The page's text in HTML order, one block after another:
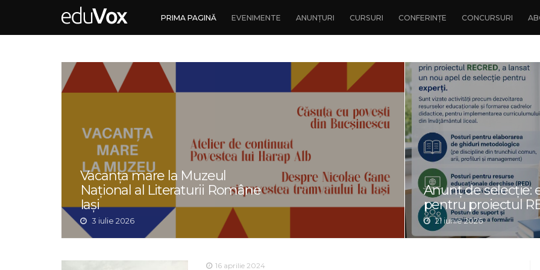
PRIMA PAGINĂ EVENIMENTE ANUNȚURI CURSURI CONFERINȚE CONCURSURI
Vacanța mare la Muzeul
Național al Literaturii Române
Iași
3 iulie 2026
Anunț de selecție:
pentru proiectul
21 iunie 2026
16 aprilie 2024